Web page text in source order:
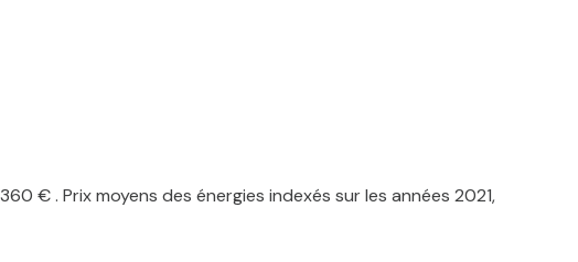
€ . Prix moyens des énergies indexés sur les années 2021,